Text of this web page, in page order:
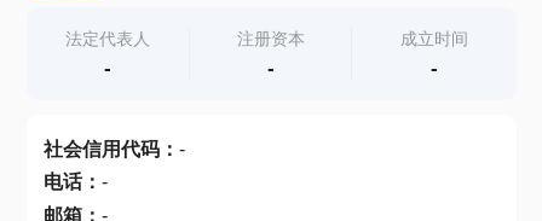
查产地
法定代表人
-
注册资本
-
成立时间
-
社会信用代码： -
电话： -
邮箱： -